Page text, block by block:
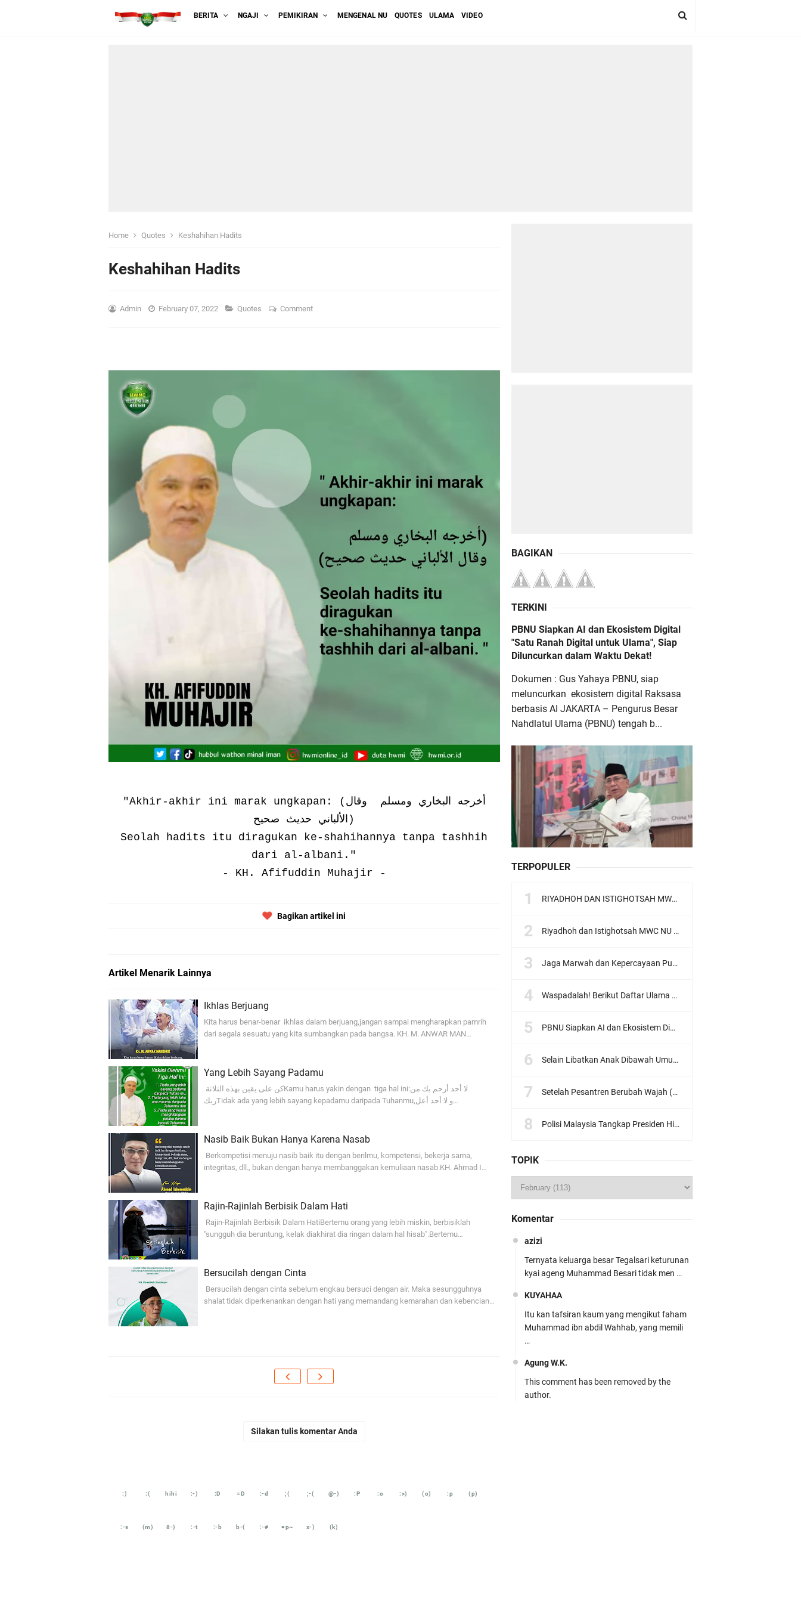
BERITA NGAJI PEMIKIRAN MENGENAL NU QUOTES ULAMA VIDEO
Home Quotes Keshahihan Hadits
Keshahihan Hadits
Admin February 07, 2022 Quotes Comment
"Akhir-akhir ini marak ungkapan: (أخرجه البخاري ومسلم وقال
الألباني حديث صحيح)
Seolah hadits itu diragukan ke-shahihannya tanpa tashhih
dari al-albani."
- KH. Afifuddin Muhajir -
Bagikan artikel ini
Artikel Menarik Lainnya
Ikhlas Berjuang
Kita harus benar-benar ikhlas dalam berjuang,jangan sampai mengharapkan pamrih
dari segala sesuatu yang kita sumbangkan pada bangsa. KH. M. ANWAR MAN…
Yang Lebih Sayang Padamu
ربكTidak ada yang lebih sayang kepadamu daripada Tuhanmu,و لا أحد أعل…
Nasib Baik Bukan Hanya Karena Nasab
Berkompetisi menuju nasib baik itu dengan berilmu, kompetensi, bekerja sama,
integritas, dll., bukan dengan hanya membanggakan kemuliaan nasab.KH. Ahmad I…
Rajin-Rajinlah Berbisik Dalam Hati
Rajin-Rajinlah Berbisik Dalam HatiBertemu orang yang lebih miskin, berbisiklah
"sungguh dia beruntung, kelak diakhirat dia ringan dalam hal hisab".Bertemu…
Bersucilah dengan Cinta
Bersucilah dengan cinta sebelum engkau bersuci dengan air. Maka sesungguhnya
shalat tidak diperkenankan dengan hati yang memandang kemarahan dan kebencian…
Silakan tulis komentar Anda
:) :( hihi :-) :D =D :-d ;( ;-( @-) :P :o :>) (o) :p (p)
:-s (m) 8-) :-t :-b b-( :-# =p~ x-) (k)
BAGIKAN
TERKINI
PBNU Siapkan AI dan Ekosistem Digital
"Satu Ranah Digital untuk Ulama", Siap
Diluncurkan dalam Waktu Dekat!
Dokumen : Gus Yahaya PBNU, siap
meluncurkan ekosistem digital Raksasa
berbasis AI JAKARTA – Pengurus Besar
Nahdlatul Ulama (PBNU) tengah b...
TERPOPULER
RIYADHOH DAN ISTIGHOTSAH MWC NU LOWOKWARU Menyambut Muktamar NU ke-35, Meneguhkan Sanad Laku Para Muassis
Riyadhoh dan Istighotsah MWC NU Lowokwaru: Menguatkan Doa, Menjalin Ukhuwah Menyambut Muktamar NU ke-35
Jaga Marwah dan Kepercayaan Publik, Ratusan Guru Ngaji Kota Malang Serukan Deklarasi Ramah Anak
Waspadalah! Berikut Daftar Ulama Wahabi di Seluruh Dunia dan Karya-karyanya
PBNU Siapkan AI dan Ekosistem Digital "Satu Ranah Digital untuk Ulama", Siap Diluncurkan dalam Waktu Dekat!
Selain Libatkan Anak Dibawah Umur, Aksi Ganyang Komunis Jadi Sorotan Karena Ada Narasi Halal Sembelih Orang
Setelah Pesantren Berubah Wajah (Dari NU Ke Wahabi)
Polisi Malaysia Tangkap Presiden Hizbut Tahrir Saat Konferensi Pers
TOPIK
Komentar
azizi
Ternyata keluarga besar Tegalsari keturunan
kyai ageng Muhammad Besari tidak men …
KUYAHAA
Itu kan tafsiran kaum yang mengikut faham
Muhammad ibn abdil Wahhab, yang memili
…
Agung W.K.
This comment has been removed by the
author.